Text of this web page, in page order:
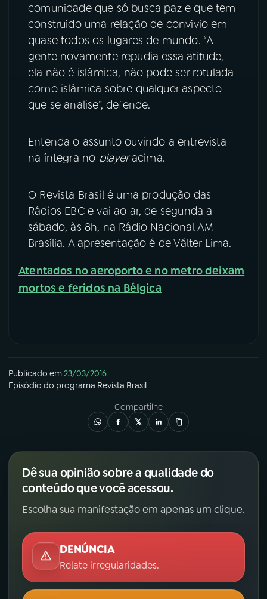
comunidade que só busca paz e que tem
construído uma relação de convívio em
quase todos os lugares de mundo. “A
gente novamente repudia essa atitude,
ela não é islâmica, não pode ser rotulada
como islâmica sobre qualquer aspecto
que se analise”, defende.
Entenda o assunto ouvindo a entrevista
na íntegra no playeracima.
O Revista Brasil é uma produção das
Rádios EBC e vai ao ar, de segunda a
sábado, às 8h, na Rádio Nacional AM
Brasília. A apresentação é de Válter Lima.
Atentados no aeroporto e no metro deixam
mortos e feridos na Bélgica
Publicado em23/03/2016
Episódio do programa Revista Brasil
Compartilhe
Dê sua opinião sobre a qualidade do
conteúdo que você acessou.
Escolha sua manifestação em apenas um clique.
DENÚNCIA
Relate irregularidades.